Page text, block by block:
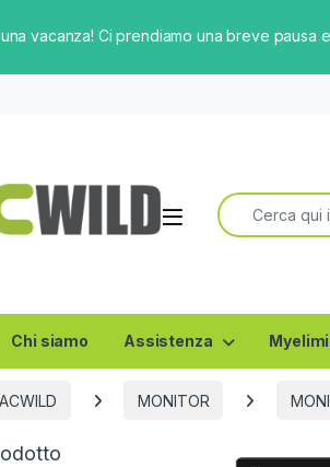
vacanza! Ci prendiamo una breve pausa
Ricerca per:
Chi siamo Assistenza
ACWILD MONITOR